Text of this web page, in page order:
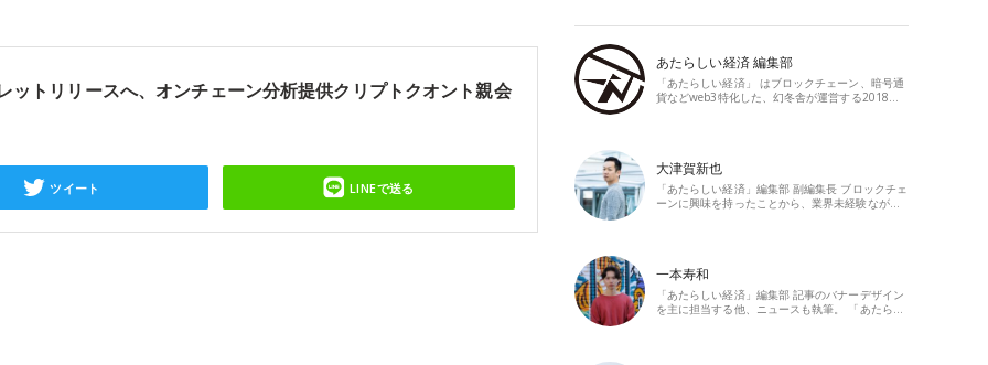
ットリリースへ、オンチェーン分析提供クリプトクオント親会
ツイート LINEで送る
あたらしい経済 編集部
「あたらしい経済」 はブロックチェーン、暗号通
貨などweb3特化した、幻冬舎が運営する2018…
大津賀新也
「あたらしい経済」編集部 副編集長 ブロックチェ
ーンに興味を持ったことから、業界未経験なが…
一本寿和
「あたらしい経済」編集部 記事のバナーデザイン
を主に担当する他、ニュースも執筆。 「あたら…